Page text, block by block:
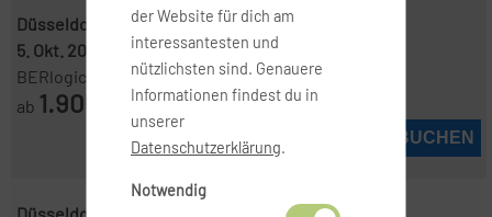
Düsseldorf ( DUS ) -Darwin ( DRW )
5. Okt. 2026
12. Okt. 2026
BERlogic
ab 1.905
JETZT BUCHEN
der Website für dich am
interessantesten und
nützlichsten sind. Genauere
Informationen findest du in
unserer
Datenschutzerklärung.
Notwendig